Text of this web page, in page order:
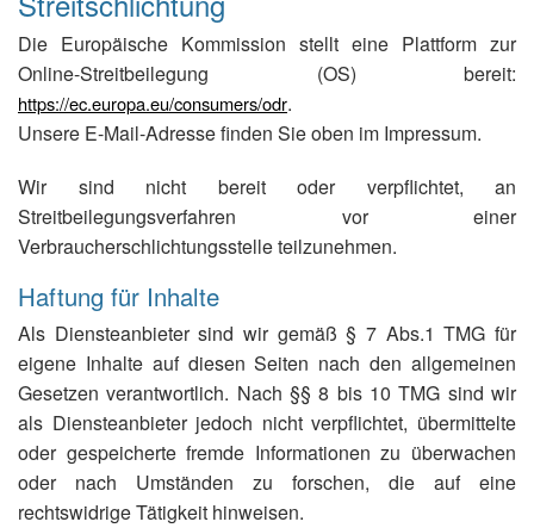
Die Europäische Kommission stellt eine Plattform zur
Online-Streitbeilegung (OS) bereit:
https://ec.europa.eu/consumers/odr.
Unsere E-Mail-Adresse finden Sie oben im Impressum.
Wir sind nicht bereit oder verpflichtet, an
Streitbeilegungsverfahren vor einer
Verbraucherschlichtungsstelle teilzunehmen.
Haftung für Inhalte
Als Diensteanbieter sind wir gemäß § 7 Abs.1 TMG für
eigene Inhalte auf diesen Seiten nach den allgemeinen
Gesetzen verantwortlich. Nach §§ 8 bis 10 TMG sind wir
als Diensteanbieter jedoch nicht verpflichtet, übermittelte
oder gespeicherte fremde Informationen zu überwachen
oder nach Umständen zu forschen, die auf eine
rechtswidrige Tätigkeit hinweisen.